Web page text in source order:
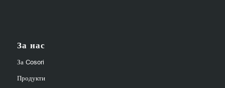
За нас
За Cosori
Продукти